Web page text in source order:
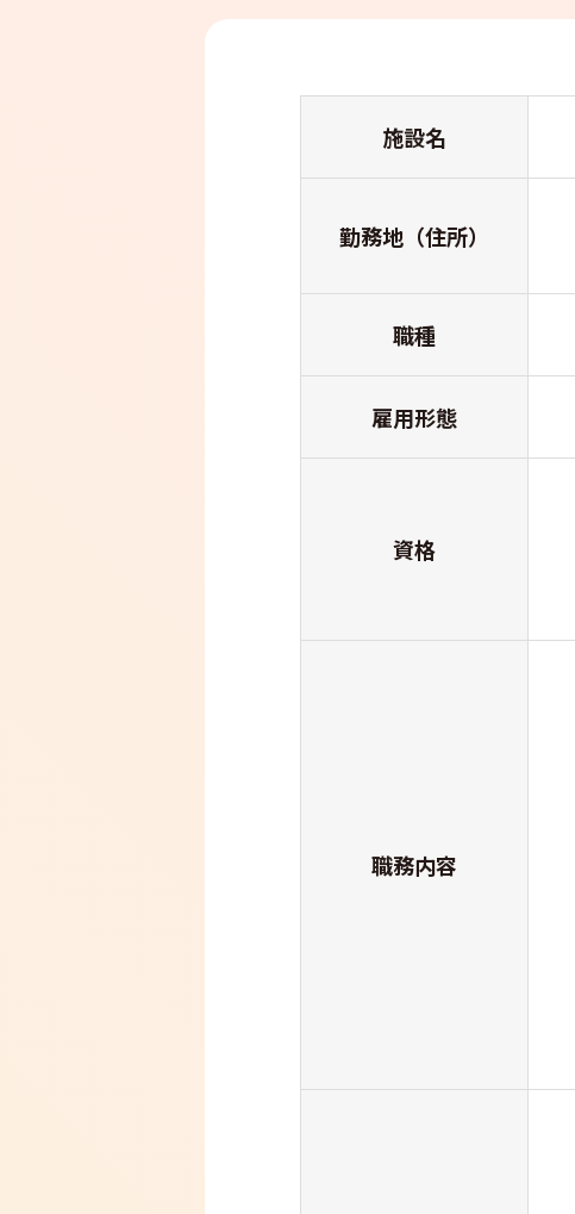
施設名
勤務地（住所）
職種
雇用形態
資格
職務内容